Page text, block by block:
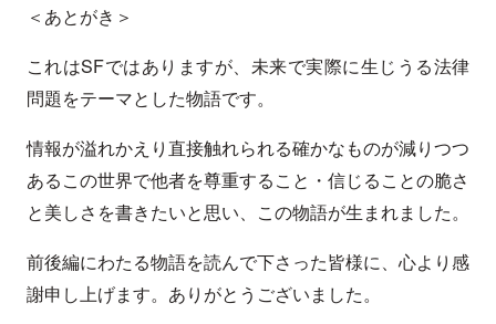
＜あとがき＞
これはSFではありますが、未来で実際に生じうる法律
問題をテーマとした物語です。
情報が溢れかえり直接触れられる確かなものが減りつつ
あるこの世界で他者を尊重すること・信じることの脆さ
と美しさを書きたいと思い、この物語が生まれました。
前後編にわたる物語を読んで下さった皆様に、心より感
謝申し上げます。ありがとうございました。